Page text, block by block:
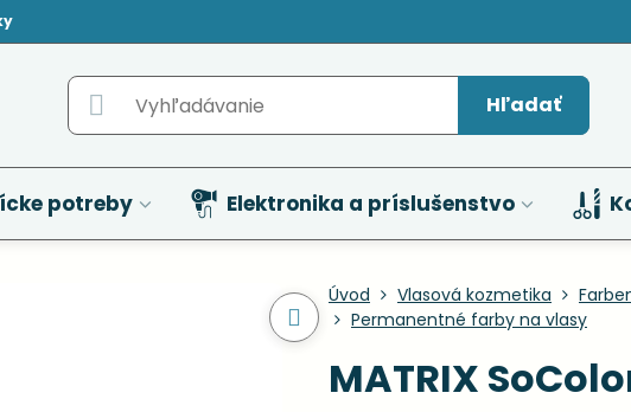
Hľadať
potreby Elektronika a príslušenstvo
Úvod Vlasová kozmetika
Permanentné farby na vlasy
MATRIX